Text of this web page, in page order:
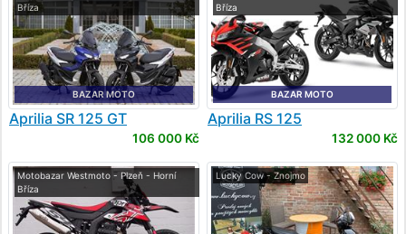
Bříza
BAZAR MOTO
Aprilia SR 125 GT
106 000 Kč
Bříza
BAZAR MOTO
Aprilia RS 125
132 000 Kč
Motobazar Westmoto - Plzeň - Horní
Bříza
Lucky Cow - Znojmo